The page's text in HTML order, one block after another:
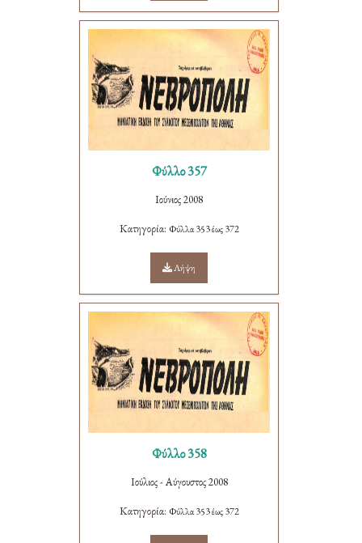
Φύλλο 357
Ιούνιος 2008
Κατηγορία: Φύλλα 353 έως 372
Λήψη
Φύλλο 358
Ιούλιος - Αύγουστος 2008
Κατηγορία: Φύλλα 353 έως 372